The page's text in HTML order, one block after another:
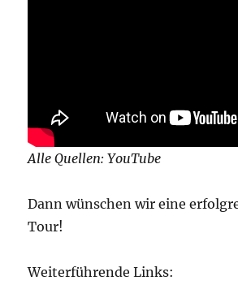
Alle Quellen: YouTube
Dann wünschen wir eine
Tour!
Weiterführende Links: